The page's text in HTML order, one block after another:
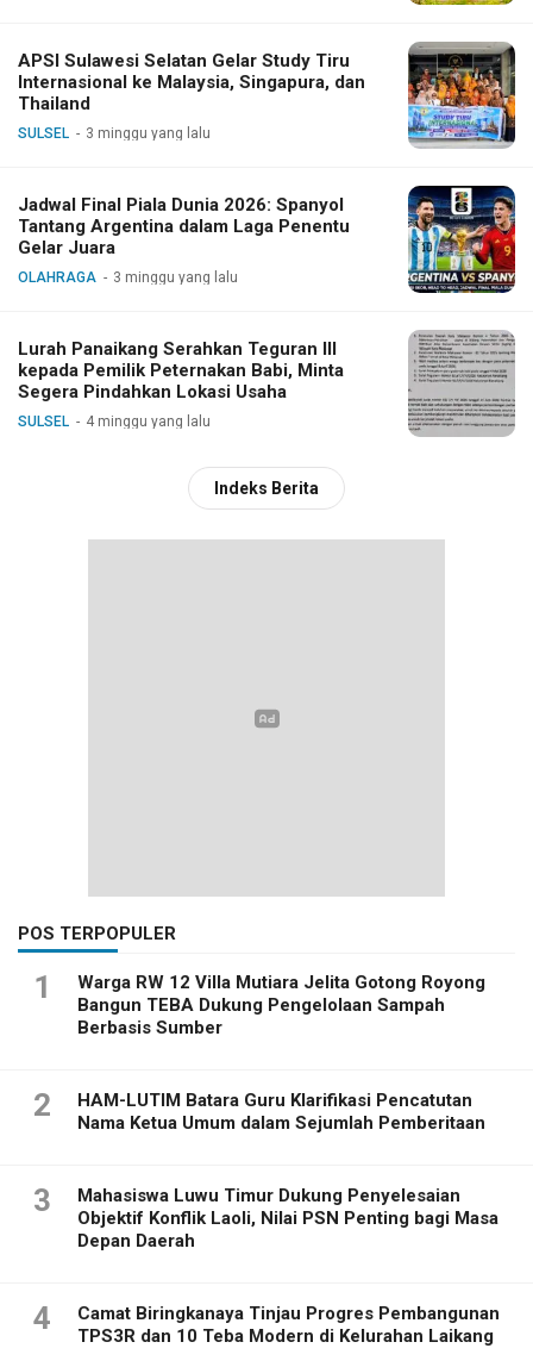
APSI Sulawesi Selatan Gelar Study Tiru
Internasional ke Malaysia, Singapura, dan
Thailand
SULSEL 3 minggu yang lalu
Jadwal Final Piala Dunia 2026: Spanyol
Tantang Argentina dalam Laga Penentu
Gelar Juara
OLAHRAGA 3 minggu yang lalu
Lurah Panaikang Serahkan Teguran III
kepada Pemilik Peternakan Babi, Minta
Segera Pindahkan Lokasi Usaha
SULSEL 4 minggu yang lalu
Indeks Berita
POS TERPOPULER
1
Warga RW 12 Villa Mutiara Jelita Gotong Royong
Bangun TEBA Dukung Pengelolaan Sampah
Berbasis Sumber
2
HAM-LUTIM Batara Guru Klarifikasi Pencatutan
Nama Ketua Umum dalam Sejumlah Pemberitaan
3
Mahasiswa Luwu Timur Dukung Penyelesaian
Objektif Konflik Laoli, Nilai PSN Penting bagi Masa
Depan Daerah
4
Camat Biringkanaya Tinjau Progres Pembangunan
TPS3R dan 10 Teba Modern di Kelurahan Laikang